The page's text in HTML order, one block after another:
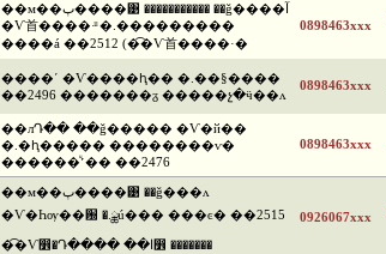
��м��ٻ����͹ ����������� ��ǧ����آ
�Ѵ⾸����·ͧ �.���������
����á ��2512 (�͡�Ѵ⾸����·�
0898463xxx
����ʹ �Ѵ����ԧ�� �.��§����
��2496 �������ᵹ �����չ�ӵ��ᴧ
0898463xxx
��лԴ�� ��ǧ����� �Ѵ�й��
�.�ԧ����� ��������ѵ�
������ͧ˹�� ��2476
0898463xxx
��м��ٻ����͹ ��ǧ���ᴧ
�Ѵ�Һѹ��԰ �.ྪú��� ���ͼ� ��2515
�͡�Ѵ෾�Դ���� ��ا෾ �������
0926067xxx